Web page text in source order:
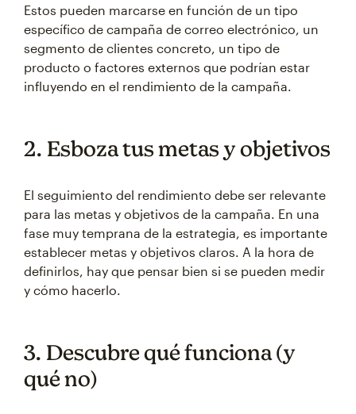
Estos pueden marcarse en función de un tipo
específico de campaña de correo electrónico, un
segmento de clientes concreto, un tipo de
producto o factores externos que podrían estar
influyendo en el rendimiento de la campaña.
2. Esboza tus metas y objetivos
El seguimiento del rendimiento debe ser relevante
para las metas y objetivos de la campaña. En una
fase muy temprana de la estrategia, es importante
establecer metas y objetivos claros. A la hora de
definirlos, hay que pensar bien si se pueden medir
y cómo hacerlo.
3. Descubre qué funciona (y
qué no)